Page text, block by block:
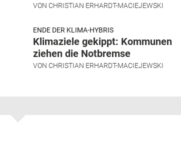
VON CHRISTIAN ERHARDT-MACIEJEWSKI
ENDE DER KLIMA-HYBRIS
Klimaziele gekippt: Kommunen
ziehen die Notbremse
VON CHRISTIAN ERHARDT-MACIEJEWSKI